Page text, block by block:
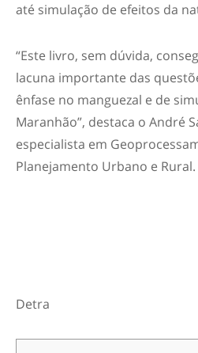
até simulação de efeitos da
“Este livro, sem dúvida,
lacuna importante das
ênfase no manguezal e de
Maranhão”, destaca o André
especialista em
Planejamento Urbano e Rural.
Detra